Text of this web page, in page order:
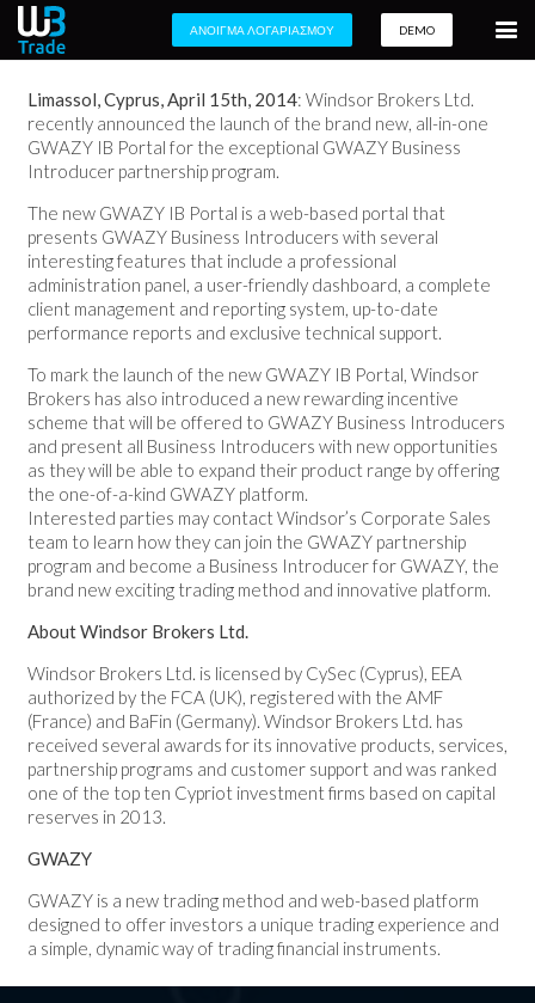
ΑΝΟΙΓΜΑ ΛΟΓΑΡΙΑΣΜΟΥ DEMO
Limassol, Cyprus, April 15th, 2014: Windsor Brokers Ltd.
recently announced the launch of the brand new, all-in-one
GWAZY IB Portal for the exceptional GWAZY Business
Introducer partnership program.
The new GWAZY IB Portal is a web-based portal that
presents GWAZY Business Introducers with several
interesting features that include a professional
administration panel, a user-friendly dashboard, a complete
client management and reporting system, up-to-date
performance reports and exclusive technical support.
To mark the launch of the new GWAZY IB Portal, Windsor
Brokers has also introduced a new rewarding incentive
scheme that will be offered to GWAZY Business Introducers
and present all Business Introducers with new opportunities
as they will be able to expand their product range by offering
the one-of-a-kind GWAZY platform.
Interested parties may contact Windsor’s Corporate Sales
team to learn how they can join the GWAZY partnership
program and become a Business Introducer for GWAZY, the
brand new exciting trading method and innovative platform.
About Windsor Brokers Ltd.
Windsor Brokers Ltd. is licensed by CySec (Cyprus), EEA
authorized by the FCA (UK), registered with the AMF
(France) and BaFin (Germany). Windsor Brokers Ltd. has
received several awards for its innovative products, services,
partnership programs and customer support and was ranked
one of the top ten Cypriot investment firms based on capital
reserves in 2013.
GWAZY
GWAZY is a new trading method and web-based platform
designed to offer investors a unique trading experience and
a simple, dynamic way of trading financial instruments.